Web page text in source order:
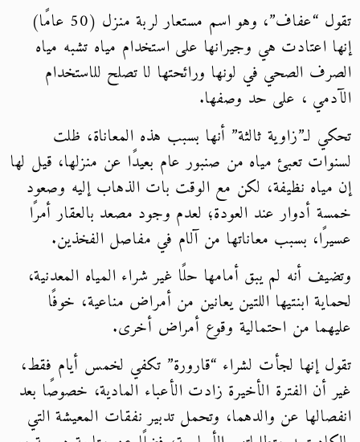
تقول “عفاف”، وهو اسم مستعار لربة منزل (50 عامًا)
إنها اعتادت هي وجيرانها على استخدام مياه تشبه مياه
الصرف الصحي في لونها ورائحتها لا تصلح للاستخدام
الآدمي ، على حد وصفها.
تحكي لـ”زاوية ثالثة” أنها بسبب هذه المعاناة، ظلت
لسنوات تعبئ مياه من صنبور عام بعيدًا عن منزلها، قيل لها
إن مياه نظيفة، لكن مع الوقت بات الذهاب إليه وصعود
خمسة أدوار عند العودة؛ لعدم وجود مصعد بالعقار أمرًا
عسيرًا، بسبب معاناتها من آلام في مفاصل الفخذين.
وتضيف أنه لم يبق أمامها حلًا غير شراء المياه المعدنية،
لحماية ابنتيها اللتين يعانين من أمراض مناعية، خوفًا
عليهما من احتمالية وقوع أمراض أخرى.
تقول إنها لجأت لشراء “قارورة” تكفي لخمس أيام فقط،
غير أن الفترة الأخيرة زادت الأعباء المادية، خصوصًا بعد
انفصالها عن والدهما، وتحمل تدبير نفقات المعيشة التي